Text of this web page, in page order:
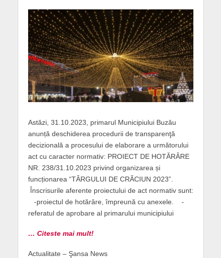
Astăzi, 31.10.2023, primarul Municipiului Buzău
anunță deschiderea procedurii de transparenţă
decizională a procesului de elaborare a următorului
act cu caracter normativ: PROIECT DE HOTĂRÂRE
NR. 238/31.10.2023 privind organizarea și
funcționarea “TÂRGULUI DE CRĂCIUN 2023”.
Înscrisurile aferente proiectului de act normativ sunt:
-proiectul de hotărâre, împreună cu anexele. -
referatul de aprobare al primarului municipiului
… Citeste mai mult!
Actualitate – Şansa News